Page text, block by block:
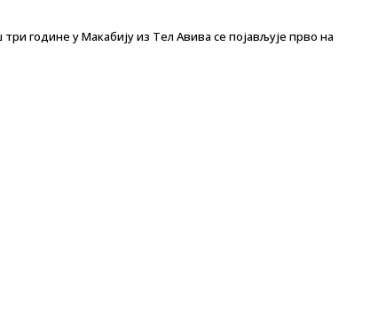
године у Макабију из Тел Авива се појављује прво на